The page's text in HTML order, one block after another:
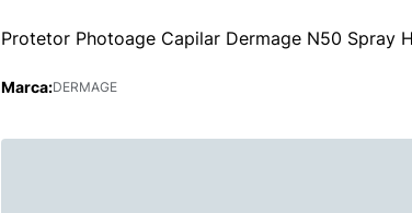
Protetor Photoage Capilar Dermage N50 Spray
Marca:DERMAGE